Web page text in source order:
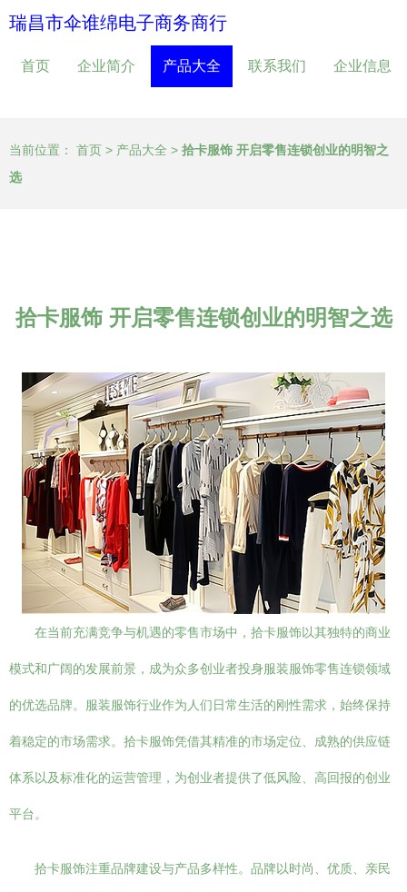
瑞昌市伞谁绵电子商务商行
首页 企业简介 产品大全 联系我们 企业信息
当前位置： 首页 > 产品大全 > 拾卡服饰 开启零售连锁创业的明智之
选
拾卡服饰 开启零售连锁创业的明智之选
在当前充满竞争与机遇的零售市场中，拾卡服饰以其独特的商业
模式和广阔的发展前景，成为众多创业者投身服装服饰零售连锁领域
的优选品牌。服装服饰行业作为人们日常生活的刚性需求，始终保持
着稳定的市场需求。拾卡服饰凭借其精准的市场定位、成熟的供应链
体系以及标准化的运营管理，为创业者提供了低风险、高回报的创业
平台。
拾卡服饰注重品牌建设与产品多样性。品牌以时尚、优质、亲民